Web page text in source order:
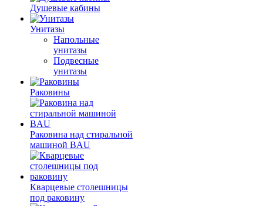
Душевые кабины
Унитазы
Напольные
унитазы
Подвесные
унитазы
Раковины
Раковина над стиральной
машиной BAU
Кварцевые столешницы
под раковину